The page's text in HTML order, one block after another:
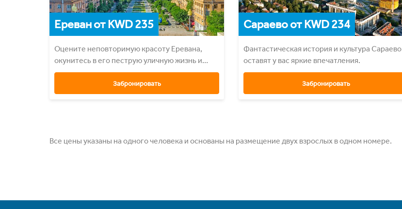
Ереван от KWD 235
Оцените неповторимую красоту Еревана,
окунитесь в его пеструю уличную жизнь и
попробуйте великолепную кухню.
Забронировать
Сараево от KWD 234
Фантастическая история и культура Сараево
оставят у вас яркие впечатления.
Забронировать
Все цены указаны на одного человека и основаны на размещение двух взрослых в одном номере.